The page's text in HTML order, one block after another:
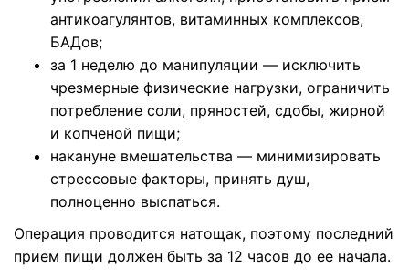
антикоагулянтов, витаминных комплексов,
БАДов;
за 1 неделю до манипуляции — исключить
чрезмерные физические нагрузки, ограничить
потребление соли, пряностей, сдобы, жирной
и копченой пищи;
накануне вмешательства — минимизировать
стрессовые факторы, принять душ,
полноценно выспаться.
Операция проводится натощак, поэтому последний
прием пищи должен быть за 12 часов до ее начала.